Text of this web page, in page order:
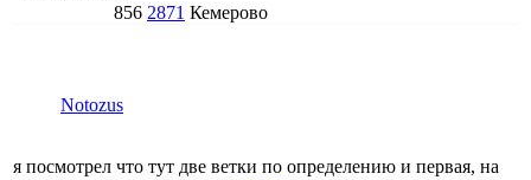
856 2871 Кемерово
Notozus
я посмотрел что тут две ветки по определению и первая, на